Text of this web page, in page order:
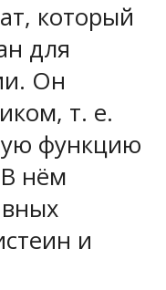
который
для
Он
т. е.
функцию
нём
и